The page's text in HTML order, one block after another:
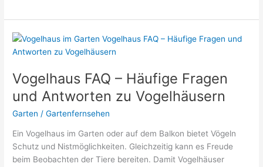
Wo
aufstellen?
Tipps
den
idealen
Standort
Vogelhaus FAQ – Häufige Fragen
und Antworten zu Vogelhäusern
Garten /Gartenfernsehen
Ein Vogelhaus im Garten oder auf dem Balkon bietet Vögeln
Schutz und Nistmöglichkeiten. Gleichzeitig kann es Freude
beim Beobachten der Tiere bereiten. Damit Vogelhäuser